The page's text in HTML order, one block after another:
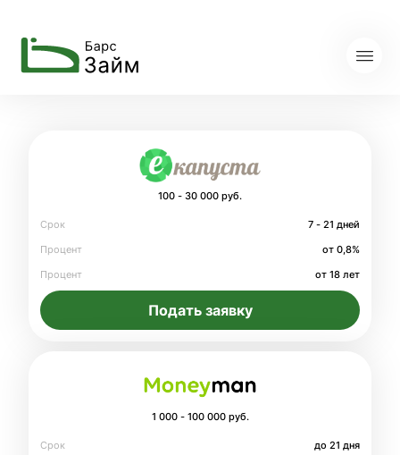
100 - 30 000 руб.
Срок
7 - 21 дней
Процент
от 0,8%
Процент
от 18 лет
Подать заявку
1 000 - 100 000 руб.
Срок
до 21 дня